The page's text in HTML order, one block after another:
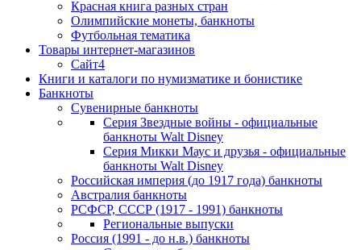
Красная книга разных стран
Олимпийские монеты, банкноты
Футбольная тематика
Товары интернет-магазинов
Сайт4
Книги и каталоги по нумизматике и бонистике
Банкноты
Сувенирные банкноты
Серия Звездные войны - официальные
банкноты Walt Disney
Серия Микки Маус и друзья - официальные
банкноты Walt Disney
Российская империя (до 1917 года) банкноты
Австралия банкноты
РСФСР, СССР (1917 - 1991) банкноты
Региональные выпуски
Россия (1991 - до н.в.) банкноты